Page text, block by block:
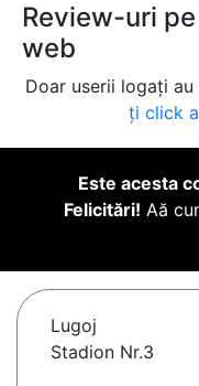
Review-uri
web
Doar userii logați
ți click
Este acesta
Felicitări! Aă
Lugoj
Stadion Nr.3